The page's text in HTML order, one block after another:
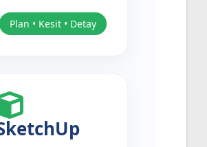
Plan • Kesit • Detay